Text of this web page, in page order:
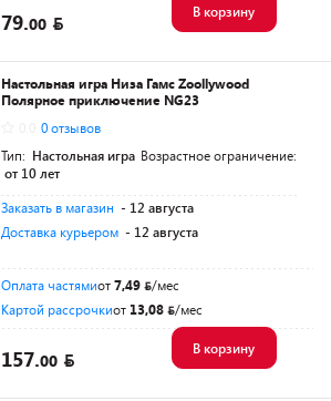
79.00
В корзину
Настольная игра Низа Гамс Zoollywood
Полярное приключение NG23
0 отзывов
Тип: Настольная игра Возрастное ограничение:
от 10 лет
Заказать в магазин - 12 августа
Доставка курьером - 12 августа
Оплата частямиот7,49
/мес
Картой рассрочкиот 13,08 /мес
157.00
В корзину